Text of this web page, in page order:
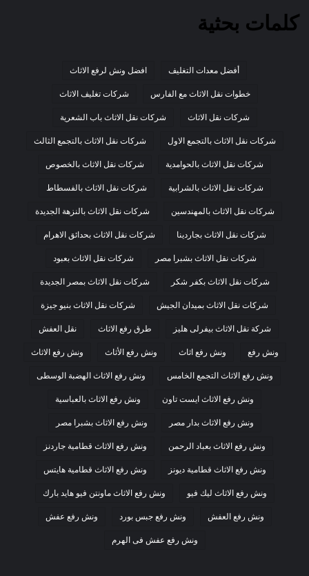
كلمات بحثية
أفضل معدات التغليف افضل ونش لرفع الاثاث
خطوات نقل الاثاث مع الفارس شركات تغليف الاثاث
شركات نقل الاثاث شركات نقل الاثاث باب الشعرية
شركات نقل الاثاث بالتجمع الاول شركات نقل الاثاث بالتجمع الثالث
شركات نقل الاثاث بالحوامدية شركات نقل الاثاث بالخصوص
شركات نقل الاثاث بالشرابية شركات نقل الاثاث بالفسطاط
شركات نقل الاثاث بالمهندسين شركات نقل الاثاث بالنزهة الجديدة
شركات نقل الاثاث بجاردينا شركات نقل الاثاث بحدائق الاهرام
شركات نقل الاثاث بشبرا مصر شركات نقل الاثاث بعبود
شركات نقل الاثاث بكفر شكر شركات نقل الاثاث بمصر الجديدة
شركات نقل الاثاث بميدان الجيش شركات نقل الاثاث بنيو جيزة
شركة نقل الاثاث بيفرلى هليز طرق رفع الاثاث نقل العفش
ونش رفع ونش رفع اثاث ونش رفع الأثاث ونش رفع الاثاث
ونش رفع الاثاث التجمع الخامس ونش رفع الاثاث الهضبة الوسطى
ونش رفع الاثاث ايست تاون ونش رفع الاثاث بالعباسية
ونش رفع الاثاث بدار مصر ونش رفع الاثاث بشبرا مصر
ونش رفع الاثاث بعباد الرحمن ونش رفع الاثاث قطامية جاردنز
ونش رفع الاثاث قطامية ديونز ونش رفع الاثاث قطامية هايتس
ونش رفع الاثاث ليك فيو ونش رفع الاثاث ماونتن فيو هايد بارك
ونش رفع العفش ونش رفع جبس بورد ونش رفع عفش
ونش رفع عفش فى الهرم